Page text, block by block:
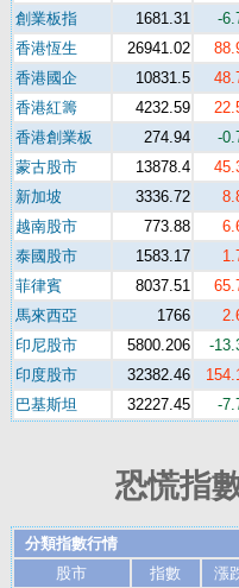
創業板指
1681.31 -
香港恆生
26941.02
香港國企
10831.5
香港紅籌
4232.59
香港創業板
274.94 -
蒙古股市
13878.4
新加坡
3336.72
越南股市
773.88
泰國股市
1583.17
菲律賓
8037.51
馬來西亞
1766
印尼股市
5800.206 -
印度股市
32382.46
巴基斯坦
32227.45 -
恐慌指
分類指數行情
股市
指數 漲